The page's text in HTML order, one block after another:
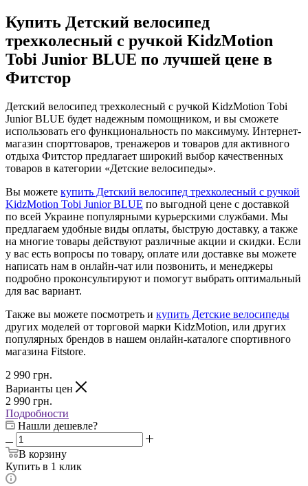
Купить Детский велосипед
трехколесный с ручкой KidzMotion
Tobi Junior BLUE по лучшей цене в
Фитстор
Детский велосипед трехколесный с ручкой KidzMotion Tobi
Junior BLUE будет надежным помощником, и вы сможете
использовать его функциональность по максимуму. Интернет-
магазин спорттоваров, тренажеров и товаров для активного
отдыха Фитстор предлагает широкий выбор качественных
товаров в категории «Детские велосипеды».
Вы можете купить Детский велосипед трехколесный с ручкой
KidzMotion Tobi Junior BLUE по выгодной цене с доставкой
по всей Украине популярными курьерскими службами. Мы
предлагаем удобные виды оплаты, быструю доставку, а также
на многие товары действуют различные акции и скидки. Если
у вас есть вопросы по товару, оплате или доставке вы можете
написать нам в онлайн-чат или позвонить, и менеджеры
подробно проконсультируют и помогут выбрать оптимальный
для вас вариант.
Также вы можете посмотреть и купить Детские велосипеды
других моделей от торговой марки KidzMotion, или других
популярных брендов в нашем онлайн-каталоге спортивного
магазина Fitstore.
2 990 грн.
Варианты цен
2 990 грн.
Подробности
Нашли дешевле?
В корзину
Купить в 1 клик